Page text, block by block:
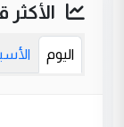
الأكثر
اليوم